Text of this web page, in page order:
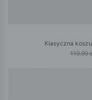
Klasyczna
119.99